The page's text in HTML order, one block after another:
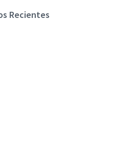
Recientes